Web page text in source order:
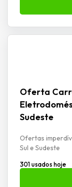
Oferta
Sudeste
Ofertas
Sul e Sudeste
301 usados hoje